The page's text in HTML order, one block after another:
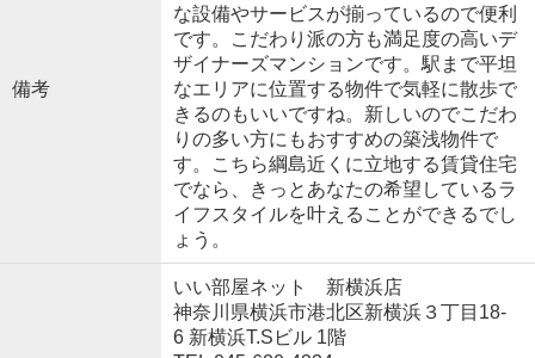
備考
な設備やサービスが揃っているので便利
です。こだわり派の方も満足度の高いデ
ザイナーズマンションです。駅まで平坦
なエリアに位置する物件で気軽に散歩で
きるのもいいですね。新しいのでこだわ
りの多い方にもおすすめの築浅物件で
す。こちら綱島近くに立地する賃貸住宅
でなら、きっとあなたの希望しているラ
イフスタイルを叶えることができるでし
ょう。
いい部屋ネット 新横浜店
神奈川県横浜市港北区新横浜３丁目18-
6 新横浜T.Sビル 1階